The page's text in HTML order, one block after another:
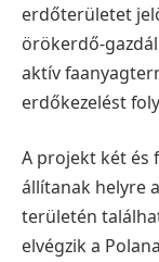
erdőterületet
örökerdő-
aktív
erdőkezelést
A projekt két és
állítanak helyre
területén
elvégzik a